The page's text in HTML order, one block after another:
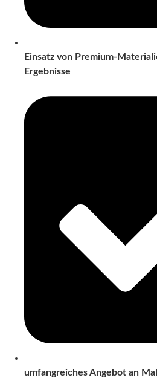
Einsatz von Premium-
Ergebnisse
umfangreiches Angebot an